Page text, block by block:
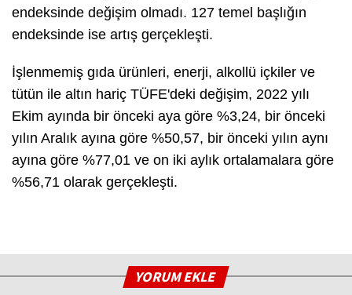
endeksinde değişim olmadı. 127 temel başlığın
endeksinde ise artış gerçekleşti.
İşlenmemiş gıda ürünleri, enerji, alkollü içkiler ve
tütün ile altın hariç TÜFE'deki değişim, 2022 yılı
Ekim ayında bir önceki aya göre %3,24, bir önceki
yılın Aralık ayına göre %50,57, bir önceki yılın aynı
ayına göre %77,01 ve on iki aylık ortalamalara göre
%56,71 olarak gerçekleşti.
YORUM EKLE